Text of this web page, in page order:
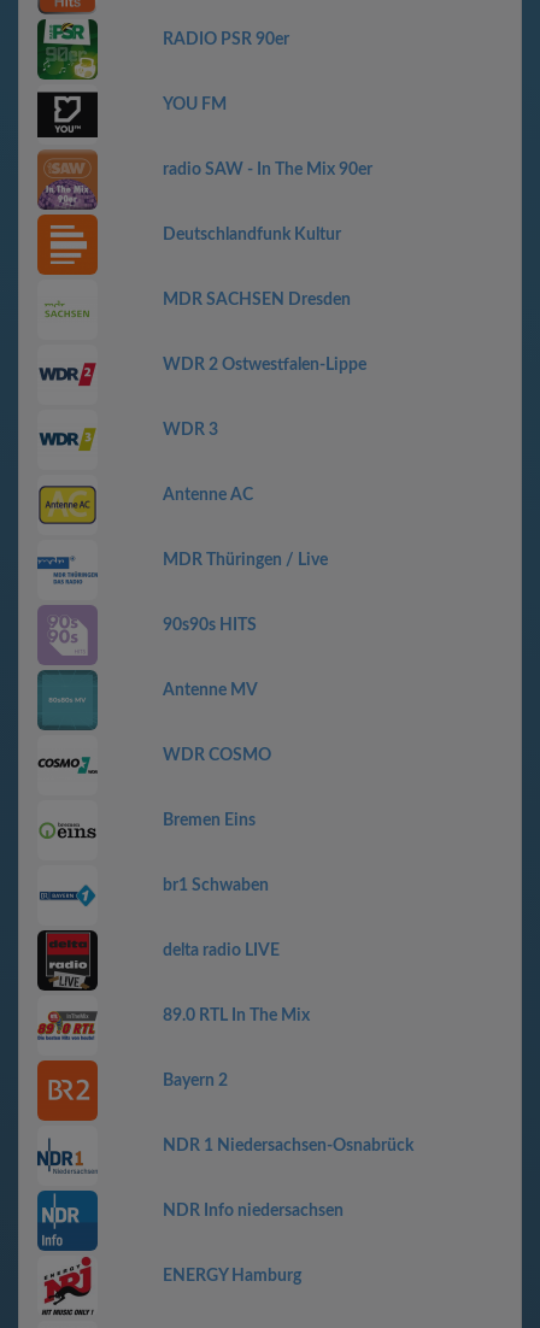
RADIO PSR 90er
YOU FM
radio SAW - In The Mix 90er
Deutschlandfunk Kultur
MDR SACHSEN Dresden
WDR 2 Ostwestfalen-Lippe
WDR 3
Antenne AC
MDR Thüringen / Live
90s90s HITS
Antenne MV
WDR COSMO
Bremen Eins
br1 Schwaben
delta radio LIVE
89.0 RTL In The Mix
Bayern 2
NDR 1 Niedersachsen-Osnabrück
NDR Info niedersachsen
ENERGY Hamburg